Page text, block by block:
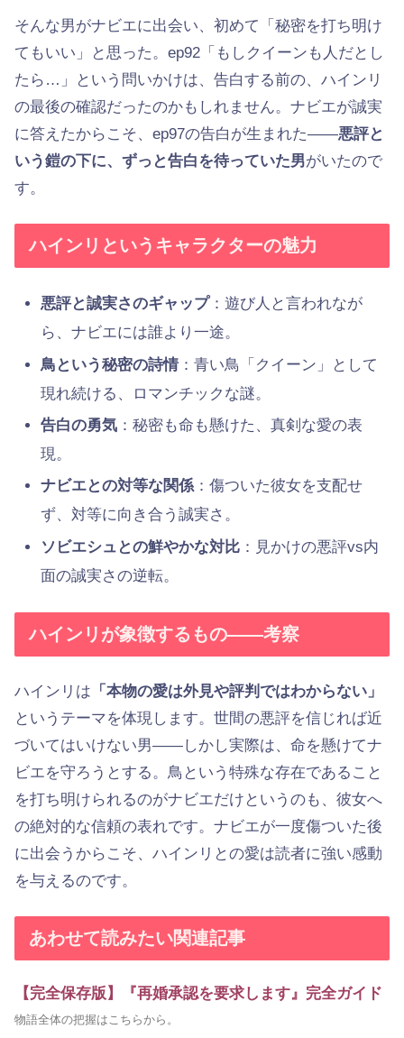
そんな男がナビエに出会い、初めて「秘密を打ち明け
てもいい」と思った。ep92「もしクイーンも人だとし
たら…」という問いかけは、告白する前の、ハインリ
の最後の確認だったのかもしれません。ナビエが誠実
に答えたからこそ、ep97の告白が生まれた——悪評と
いう鎧の下に、ずっと告白を待っていた男がいたので
す。
ハインリというキャラクターの魅力
悪評と誠実さのギャップ：遊び人と言われなが
ら、ナビエには誰より一途。
鳥という秘密の詩情 ：青い鳥「クイーン」として
現れ続ける、ロマンチックな謎。
告白の勇気 ：秘密も命も懸けた、真剣な愛の表
現。
ナビエとの対等な関係：傷ついた彼女を支配せ
ず、対等に向き合う誠実さ。
ソビエシュとの鮮やかな対比 ：見かけの悪評vs内
面の誠実さの逆転。
ハインリが象徴するもの——考察
ハインリは 「本物の愛は外見や評判ではわからない」
というテーマを体現します。世間の悪評を信じれば近
づいてはいけない男——しかし実際は、命を懸けてナ
ビエを守ろうとする。鳥という特殊な存在であること
を打ち明けられるのがナビエだけというのも、彼女へ
の絶対的な信頼の表れです。ナビエが一度傷ついた後
に出会うからこそ、ハインリとの愛は読者に強い感動
を与えるのです。
あわせて読みたい関連記事
【完全保存版】『再婚承認を要求します』完全ガイド
物語全体の把握はこちらから。